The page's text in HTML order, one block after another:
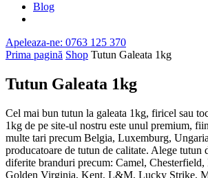
Blog
Apeleaza-ne: 0763 125 370
Prima pagină Shop Tutun Galeata 1kg
Tutun Galeata 1kg
Cel mai bun tutun la galeata 1kg, firicel sau
1kg de pe site-ul nostru este unul premium,
multe tari precum Belgia, Luxemburg,
producatoare de tutun de calitate. Alege tutun
diferite branduri precum: Camel,
Golden Virginia, Kent, L&M, Lucky Strike,